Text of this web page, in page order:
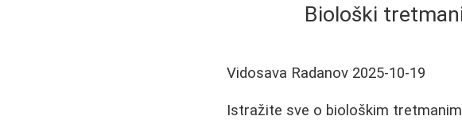
Biološki
Vidosava Radanov 2025-10-19
Istražite sve o biološkim